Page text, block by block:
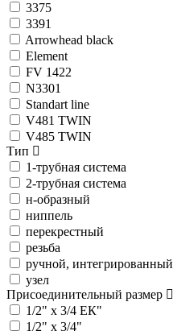
3375
3391
Arrowhead black
Element
FV 1422
N3301
Standart line
V481 TWIN
V485 TWIN
Тип
1-трубная система
2-трубная система
н-образный
ниппель
перекрестный
резьба
ручной, интегрированный
узел
Присоединительный размер
1/2" х 3/4 ЕК"
1/2" х 3/4"